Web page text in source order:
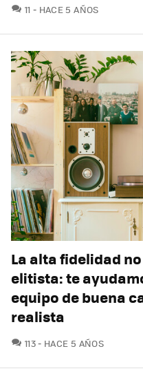
11 COMENTARIOS
HACE 5 AÑOS
La alta fidelidad
elitista: te
equipo de buena
realista
113COMENTARIOS
HACE 5 AÑOS